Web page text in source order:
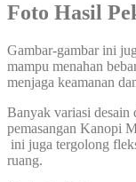
Foto Hasil
Gambar-gambar ini
mampu menahan
menjaga keamanan
Banyak variasi desain
pemasangan Kanopi
ini juga tergolong
ruang.